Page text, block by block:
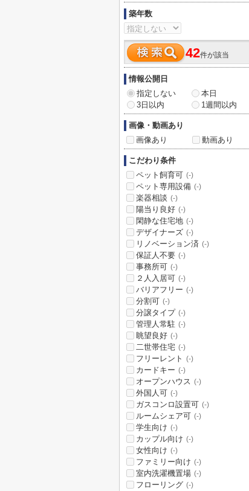
築年数
42件が該当
情報公開日
指定しない
本日
3日以内
1週間以内
画像・動画あり
画像あり
動画あり
こだわり条件
ペット飼育可 (-)
ペット専用設備 (-)
楽器相談 (-)
陽当り良好 (-)
閑静な住宅地 (-)
デザイナーズ (-)
リノベーション済 (-)
保証人不要 (-)
事務所可 (-)
２人入居可 (-)
バリアフリー (-)
分割可 (-)
分譲タイプ (-)
管理人常駐 (-)
眺望良好 (-)
二世帯住宅 (-)
フリーレント (-)
カードキー (-)
オープンハウス (-)
外国人可 (-)
ガスコンロ設置可 (-)
ルームシェア可 (-)
学生向け (-)
カップル向け (-)
女性向け (-)
ファミリー向け (-)
室内洗濯機置場 (-)
フローリング (-)